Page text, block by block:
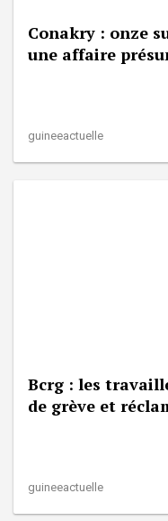
Conakry : onze
une affaire
guineeactuelle
Bcrg : les
de grève et
guineeactuelle